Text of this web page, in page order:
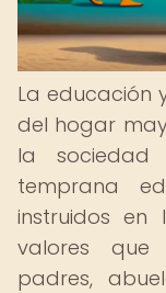
La educación
del hogar
la sociedad
temprana
instruidos en
valores que
padres,